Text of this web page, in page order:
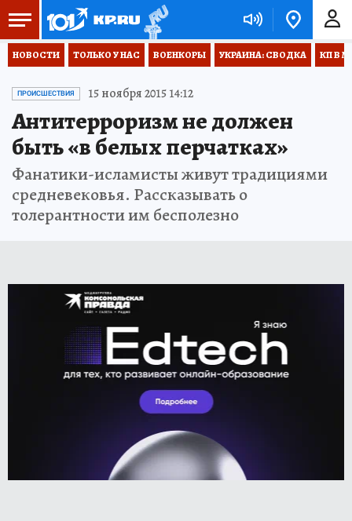
НОВОСТИ ТОЛЬКО У НАС ВОЕНКОРЫ УКРАИНА: СВОДКА КП В
ПРОИСШЕСТВИЯ 15 ноября 2015 14:12
Антитерроризм не должен
быть «в белых перчатках»
Фанатики-исламисты живут традициями
средневековья. Рассказывать о
толерантности им бесполезно